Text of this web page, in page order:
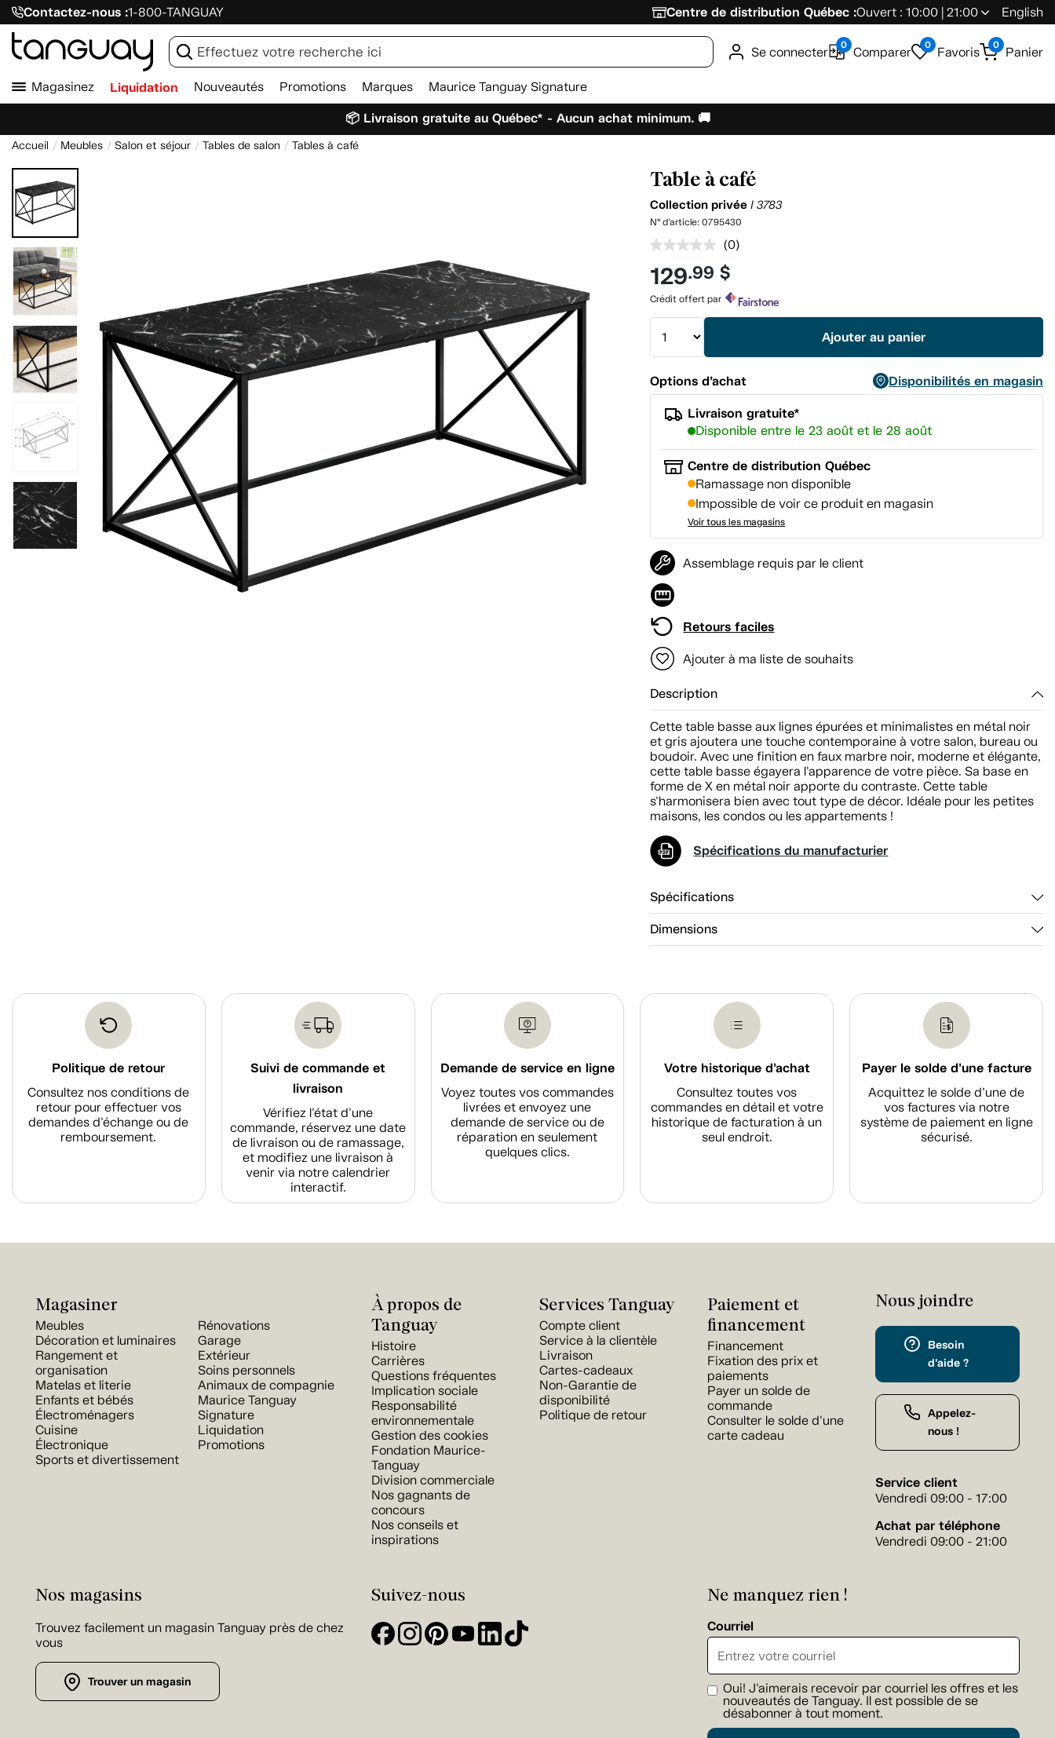
Contactez-nous :1-800-TANGUAY Centre de distribution Québec :Ouvert : 10:00 | 21:00 English
Se connecter 0 Comparer 0 Favoris 0 Panier
Magasinez Liquidation Nouveautés Promotions Marques Maurice Tanguay Signature
📦 Livraison gratuite au Québec* - Aucun achat minimum. 🚚
Accueil Meubles Salon et séjour Tables de salon Tables à café
Table à café
Collection privéeI 3783
N° d'article:0795430
Aucune
cote
pour
produit.
(0)
129.99 $
Crédit offert par
Ajouter au panier
Options d’achat
Disponibilités en magasin
Livraison gratuite*
Disponible entre le 23 août et le 28 août
Centre de distribution Québec
Ramassage non disponible
Impossible de voir ce produit en magasin
Voir tous les magasins
Assemblage requis par le client
Retours faciles
Ajouter à ma liste de souhaits
Description
Cette table basse aux lignes épurées et minimalistes en métal noir
et gris ajoutera une touche contemporaine à votre salon, bureau ou
boudoir. Avec une finition en faux marbre noir, moderne et élégante,
cette table basse égayera l'apparence de votre pièce. Sa base en
forme de X en métal noir apporte du contraste. Cette table
s'harmonisera bien avec tout type de décor. Idéale pour les petites
maisons, les condos ou les appartements !
Spécifications du manufacturier
Spécifications
Dimensions
Politique de retour
Consultez nos conditions de
retour pour effectuer vos
demandes d'échange ou de
remboursement.
Suivi de commande et
livraison
Vérifiez l'état d'une
commande, réservez une date
de livraison ou de ramassage,
et modifiez une livraison à
venir via notre calendrier
interactif.
Demande de service en ligne
Voyez toutes vos commandes
livrées et envoyez une
demande de service ou de
réparation en seulement
quelques clics.
Votre historique d'achat
Consultez toutes vos
commandes en détail et votre
historique de facturation à un
seul endroit.
Payer le solde d'une facture
Acquittez le solde d’une de
vos factures via notre
système de paiement en ligne
sécurisé.
Magasiner
Meubles
Décoration et luminaires
Rangement et
organisation
Matelas et literie
Enfants et bébés
Électroménagers
Cuisine
Électronique
Sports et divertissement
Rénovations
Garage
Extérieur
Soins personnels
Animaux de compagnie
Maurice Tanguay
Signature
Liquidation
Promotions
À propos de
Tanguay
Histoire
Carrières
Questions fréquentes
Implication sociale
Responsabilité
environnementale
Gestion des cookies
Fondation Maurice-
Tanguay
Division commerciale
Nos gagnants de
concours
Nos conseils et
inspirations
Services Tanguay
Compte client
Service à la clientèle
Livraison
Cartes-cadeaux
Non-Garantie de
disponibilité
Politique de retour
Paiement et
financement
Financement
Fixation des prix et
paiements
Payer un solde de
commande
Consulter le solde d'une
carte cadeau
Nous joindre
Besoin
d'aide ?
Appelez-
nous !
Service client
Vendredi 09:00 - 17:00
Achat par téléphone
Vendredi 09:00 - 21:00
Nos magasins
Trouvez facilement un magasin Tanguay près de chez
vous
Trouver un magasin
Suivez-nous Ne manquez rien !
Courriel
Oui! J'aimerais recevoir par courriel les offres et les
nouveautés de Tanguay. Il est possible de se
désabonner à tout moment.